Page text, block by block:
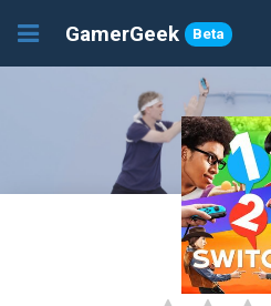
GamerGeek Beta